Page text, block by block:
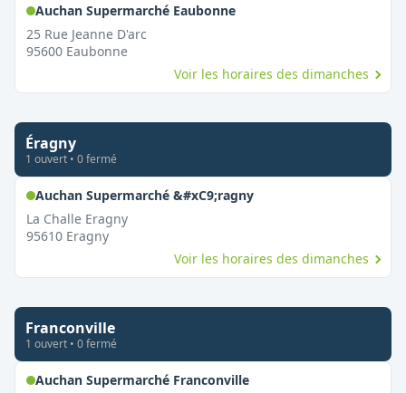
Auchan Supermarché Eaubonne,
25 Rue Jeanne D'arc
95600 Eaubonne
Voir les horaires des dimanches
Éragny
1 ouvert • 0fermé
Auchan Supermarché &#xC9;ragny,
La Challe Eragny
95610 Eragny
Voir les horaires des dimanches
Franconville
1 ouvert • 0fermé
Auchan Supermarché Franconville,